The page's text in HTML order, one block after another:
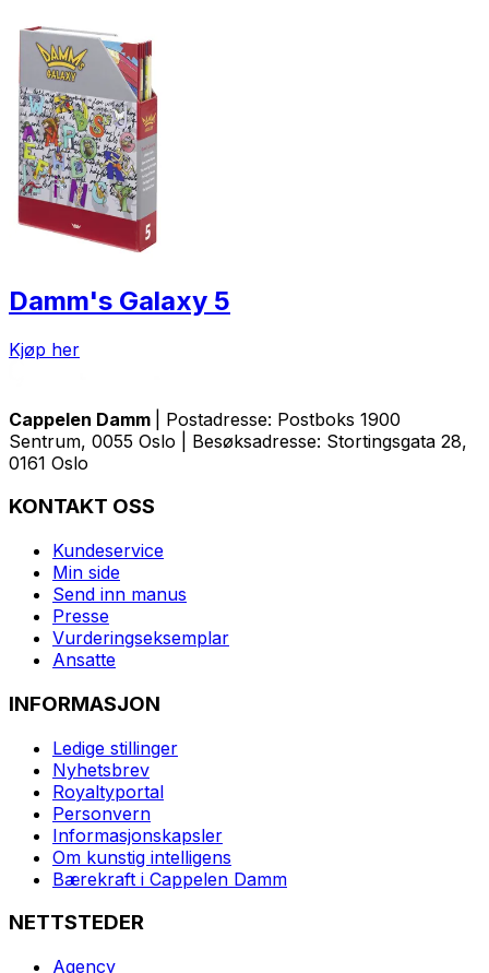
Damm's Galaxy 5
Kjøp her
Cappelen Damm
| Postadresse: Postboks 1900
Sentrum, 0055 Oslo | Besøksadresse: Stortingsgata 28,
0161 Oslo
KONTAKT OSS
Kundeservice
Min side
Send inn manus
Presse
Vurderingseksemplar
Ansatte
INFORMASJON
Ledige stillinger
Nyhetsbrev
Royaltyportal
Personvern
Informasjonskapsler
Om kunstig intelligens
Bærekraft i Cappelen Damm
NETTSTEDER
Agency